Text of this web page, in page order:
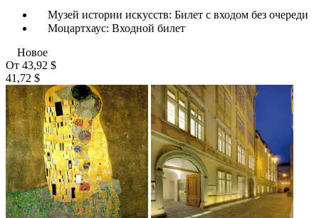
Музей истории искусств: Билет с входом без очереди
Моцартхаус: Входной билет
Новое
От 43,92 $
41,72 $